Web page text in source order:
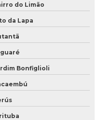
do Limão
da Lapa
Bonfiglioli